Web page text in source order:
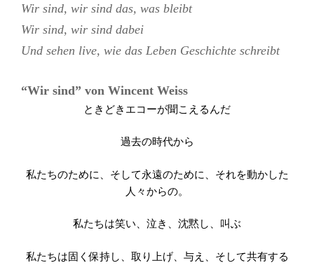
Wir sind, wir sind das, was bleibt
Wir sind, wir sind dabei
Und sehen live, wie das Leben Geschichte schreibt
“Wir sind” von Wincent Weiss
ときどきエコーが聞こえるんだ
過去の時代から
私たちのために、そして永遠のために、それを動かした
人々からの。
私たちは笑い、泣き、沈黙し、叫ぶ
私たちは固く保持し、取り上げ、与え、そして共有する